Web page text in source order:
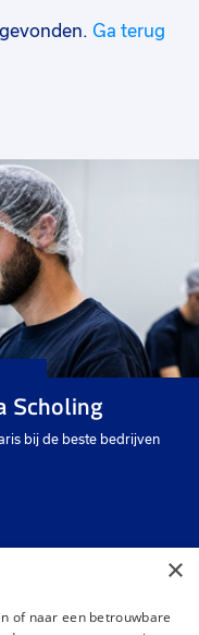
Ga terug
Scholing
bij de beste bedrijven
×
of naar een betrouwbare